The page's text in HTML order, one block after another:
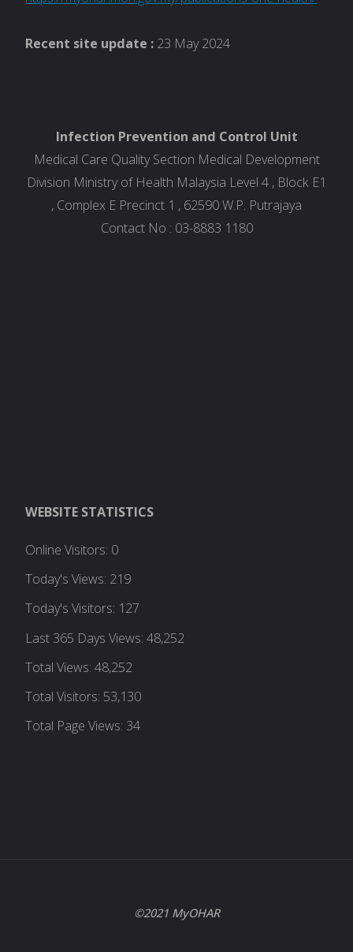
Recent site update : 23 May 2024
Infection Prevention and Control Unit
Medical Care Quality Section Medical Development
Division Ministry of Health Malaysia Level 4 , Block E1
, Complex E Precinct 1 , 62590 W.P. Putrajaya
Contact No : 03-8883 1180
WEBSITE STATISTICS
Online Visitors: 0
Today's Views: 219
Today's Visitors: 127
Last 365 Days Views:48,252
Total Views:48,252
Total Visitors: 53,130
Total Page Views: 34
©2021 MyOHAR